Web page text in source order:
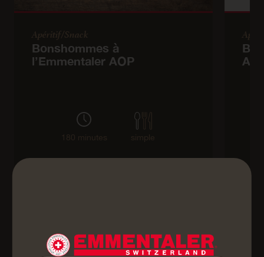
Apéritif/Snack
Bonshommes à
l’Emmentaler AOP
180 minutes simple